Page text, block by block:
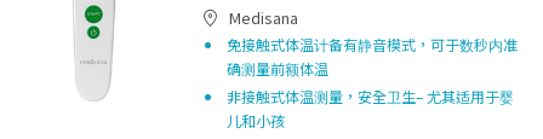
Medisana
免接触式体温计备有静音模式，可于数秒内准
确测量前额体温
非接触式体温测量，安全卫生– 尤其适用于婴
儿和小孩